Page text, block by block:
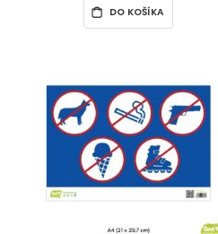
DO KOŠÍKA